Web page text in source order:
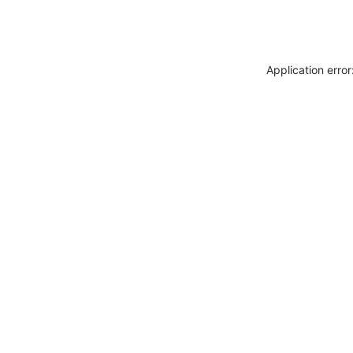
Application